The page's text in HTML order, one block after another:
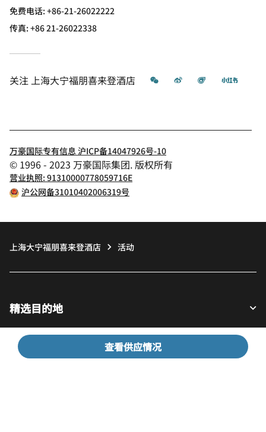
查看供应情况
免费电话:+86-21-26022222
传真:+86 21-26022338
关注上海大宁福朋喜来登酒店 微信 微博 飞猪 小红书
万豪国际专有信息 沪ICP备14047926号-10
© 1996 - 2023 万豪国际集团. 版权所有
营业执照: 91310000778059716E
沪公网备31010402006319号
上海大宁福朋喜来登酒店 活动
精选目的地
宾客适用